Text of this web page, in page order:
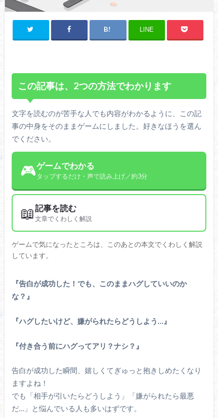
LINE
この記事は、2つの方法でわかります
文字を読むのが苦手な人でも内容がわかるように、この記
事の中身をそのままゲームにしました。好きなほうを選ん
でください。
🎮ゲームでわかる
タップするだけ・声で読み上げ／約3分
📖記事を読む
文章でくわしく解説
ゲームで気になったところは、このあとの本文でくわしく解説
しています。
『告白が成功した！でも、このままハグしていいのか
な？』
『ハグしたいけど、嫌がられたらどうしよう…』
『付き合う前にハグってアリ？ナシ？』
告白が成功した瞬間、嬉しくてぎゅっと抱きしめたくなり
ますよね！
でも「相手が引いたらどうしよう」「嫌がられたら最悪
だ…」と悩んでいる人も多いはずです。